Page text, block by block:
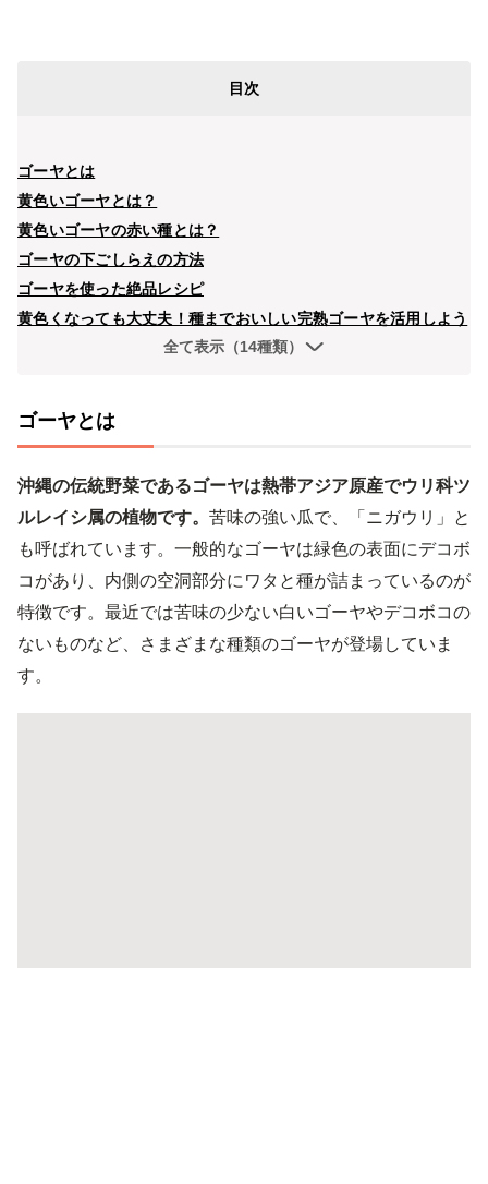
目次
ゴーヤとは
黄色いゴーヤとは？
黄色いゴーヤの赤い種とは？
ゴーヤの下ごしらえの方法
ゴーヤを使った絶品レシピ
黄色くなっても大丈夫！種までおいしい完熟ゴーヤを活用しよう
全て表示（14種類）
ゴーヤとは
沖縄の伝統野菜であるゴーヤは熱帯アジア原産でウリ科ツ
ルレイシ属の植物です。 苦味の強い瓜で、「ニガウリ」と
も呼ばれています。一般的なゴーヤは緑色の表面にデコボ
コがあり、内側の空洞部分にワタと種が詰まっているのが
特徴です。最近では苦味の少ない白いゴーヤやデコボコの
ないものなど、さまざまな種類のゴーヤが登場していま
す。